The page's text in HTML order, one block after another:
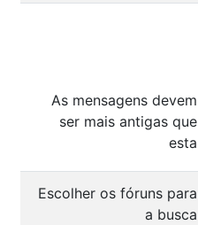
As mensagens devem
ser mais antigas que
esta
Escolher os fóruns para
a busca